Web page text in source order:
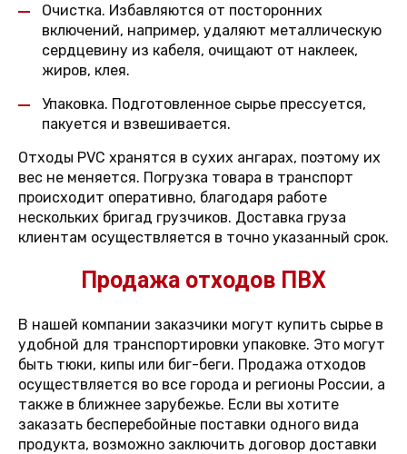
Очистка. Избавляются от посторонних
включений, например, удаляют металлическую
сердцевину из кабеля, очищают от наклеек,
жиров, клея.
Упаковка. Подготовленное сырье прессуется,
пакуется и взвешивается.
Отходы PVC хранятся в сухих ангарах, поэтому их
вес не меняется. Погрузка товара в транспорт
происходит оперативно, благодаря работе
нескольких бригад грузчиков. Доставка груза
клиентам осуществляется в точно указанный срок.
Продажа отходов ПВХ
В нашей компании заказчики могут купить сырье в
удобной для транспортировки упаковке. Это могут
быть тюки, кипы или биг-беги. Продажа отходов
осуществляется во все города и регионы России, а
также в ближнее зарубежье. Если вы хотите
заказать бесперебойные поставки одного вида
продукта, возможно заключить договор доставки